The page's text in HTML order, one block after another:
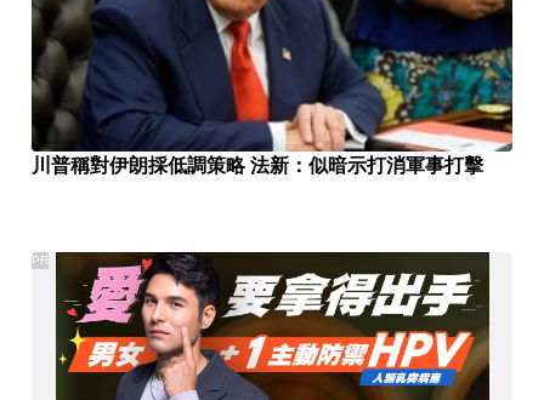
川普稱對伊朗採低調策略 法新：似暗示打消軍事打擊
PR